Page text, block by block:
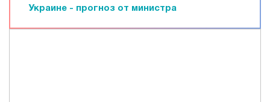
Украине - прогноз от министра